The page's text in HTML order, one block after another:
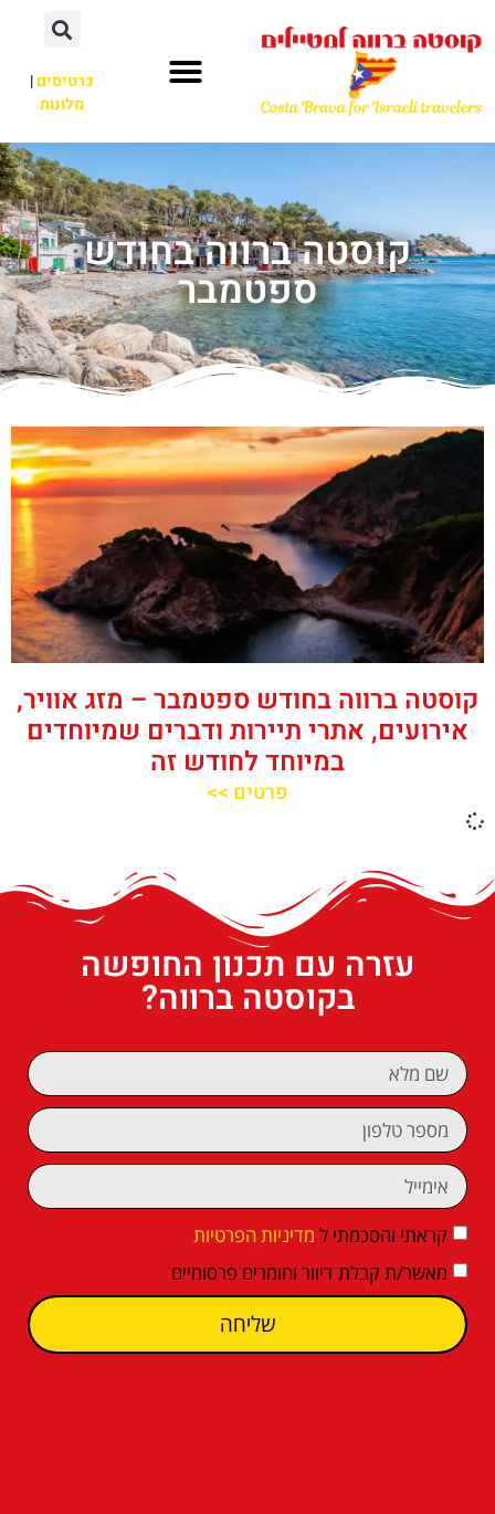
כרטיסים|
מלונות
קוסטה ברווה בחודש
ספטמבר
קוסטה ברווה בחודש ספטמבר – מזג אוויר,
אירועים, אתרי תיירות ודברים שמיוחדים
במיוחד לחודש זה
פרטים >>
עזרה עם תכנון החופשה
בקוסטה ברווה?
קראתי והסכמתי ל מדיניות הפרטיות
מאשר/ת קבלת דיוור וחומרים פרסומיים
שליחה